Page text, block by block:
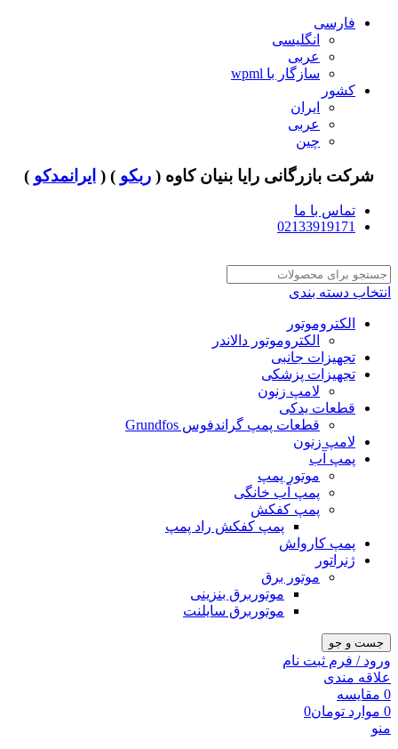
فارسی
انگلیسی
عربی
سازگار با wpml
کشور
ایران
عربی
چین
شرکت بازرگانی رایا بنیان کاوه ( ربکو ) ( ایرانمدکو )
تماس با ما
02133919171
انتخاب دسته بندی
الکتروموتور
الکتروموتور دالاندر
تجهیزات جانبی
تجهیزات پزشکی
لامپ زنون
قطعات یدکی
قطعات پمپ گراندفوس Grundfos
لامپ زنون
پمپ آب
موتور پمپ
پمپ آب خانگی
پمپ کفکش
پمپ کفکش راد پمپ
پمپ کارواش
ژنراتور
موتور برق
موتوربرق بنزینی
موتوربرق سایلنت
جست و جو
ورود / فرم ثبت نام
علاقه مندی
0 مقایسه
0 موارد تومان0
منو